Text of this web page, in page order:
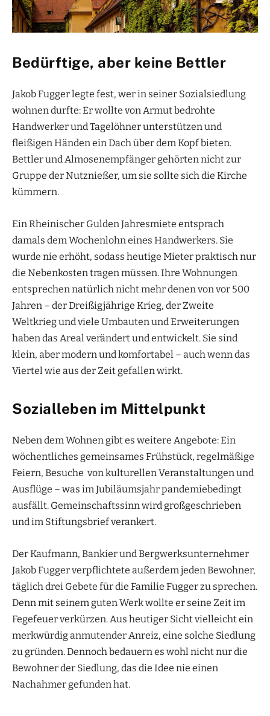
Bedürftige, aber keine Bettler
Jakob Fugger legte fest, wer in seiner Sozialsiedlung
wohnen durfte: Er wollte von Armut bedrohte
Handwerker und Tagelöhner unterstützen und
fleißigen Händen ein Dach über dem Kopf bieten.
Bettler und Almosenempfänger gehörten nicht zur
Gruppe der Nutznießer, um sie sollte sich die Kirche
kümmern.
Ein Rheinischer Gulden Jahresmiete entsprach
damals dem Wochenlohn eines Handwerkers. Sie
wurde nie erhöht, sodass heutige Mieter praktisch nur
die Nebenkosten tragen müssen. Ihre Wohnungen
entsprechen natürlich nicht mehr denen von vor 500
Jahren – der Dreißigjährige Krieg, der Zweite
Weltkrieg und viele Umbauten und Erweiterungen
haben das Areal verändert und entwickelt. Sie sind
klein, aber modern und komfortabel – auch wenn das
Viertel wie aus der Zeit gefallen wirkt.
Sozialleben im Mittelpunkt
Neben dem Wohnen gibt es weitere Angebote: Ein
wöchentliches gemeinsames Frühstück, regelmäßige
Feiern, Besuche von kulturellen Veranstaltungen und
Ausflüge – was im Jubiläumsjahr pandemiebedingt
ausfällt. Gemeinschaftssinn wird großgeschrieben
und im Stiftungsbrief verankert.
Der Kaufmann, Bankier und Bergwerksunternehmer
Jakob Fugger verpflichtete außerdem jeden Bewohner,
täglich drei Gebete für die Familie Fugger zu sprechen.
Denn mit seinem guten Werk wollte er seine Zeit im
Fegefeuer verkürzen. Aus heutiger Sicht vielleicht ein
merkwürdig anmutender Anreiz, eine solche Siedlung
zu gründen. Dennoch bedauern es wohl nicht nur die
Bewohner der Siedlung, das die Idee nie einen
Nachahmer gefunden hat.